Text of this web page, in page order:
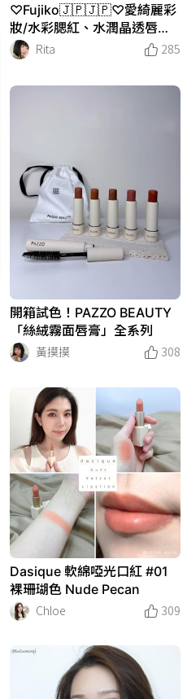
♡Fujiko🇯🇵🇯🇵♡︎愛綺麗彩
妝/水彩腮紅、水潤晶透唇膏
💄
Rita 285
開箱試色！PAZZO BEAUTY
「絲絨霧面唇膏」全系列
黃摸摸
308
Dasique 軟綿啞光口紅 #01
裸珊瑚色 Nude Pecan
Chloe
309